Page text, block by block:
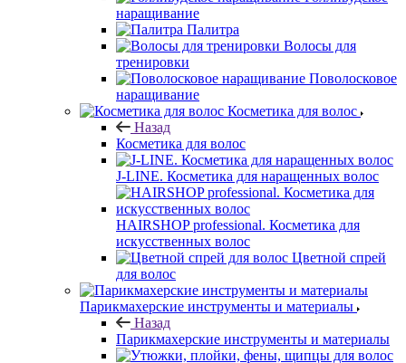
наращивание
Палитра
Волосы для
тренировки
Поволосковое
наращивание
Косметика для волос
Назад
Косметика для волос
J-LINE. Косметика для наращенных волос
HAIRSHOP professional. Косметика для
искусственных волос
Цветной спрей
для волос
Парикмахерские инструменты и материалы
Назад
Парикмахерские инструменты и материалы